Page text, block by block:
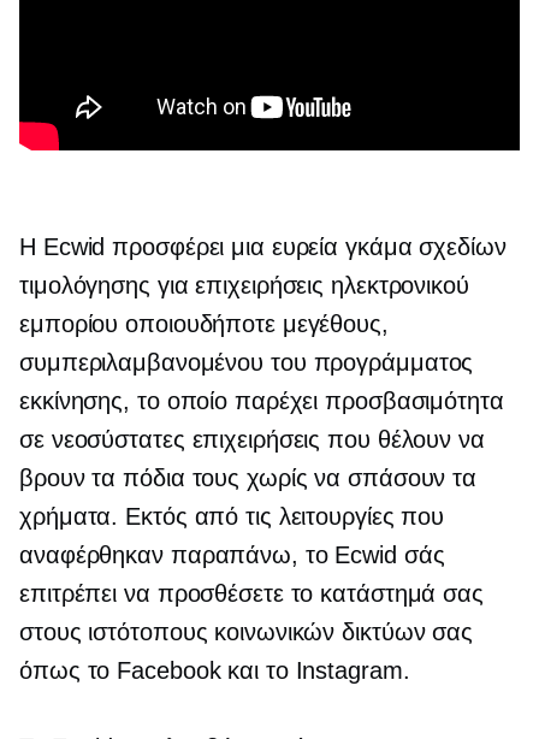
Η Ecwid προσφέρει μια ευρεία γκάμα σχεδίων
τιμολόγησης για επιχειρήσεις ηλεκτρονικού
εμπορίου οποιουδήποτε μεγέθους,
συμπεριλαμβανομένου του προγράμματος
εκκίνησης, το οποίο παρέχει προσβασιμότητα
σε νεοσύστατες επιχειρήσεις που θέλουν να
βρουν τα πόδια τους χωρίς να σπάσουν τα
χρήματα. Εκτός από τις λειτουργίες που
αναφέρθηκαν παραπάνω, το Ecwid σάς
επιτρέπει να προσθέσετε το κατάστημά σας
στους ιστότοπους κοινωνικών δικτύων σας
όπως το Facebook και το Instagram.